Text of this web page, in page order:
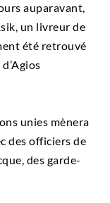
auparavant,
un livreur de
été retrouvé
unies mènera
des officiers de
des garde-